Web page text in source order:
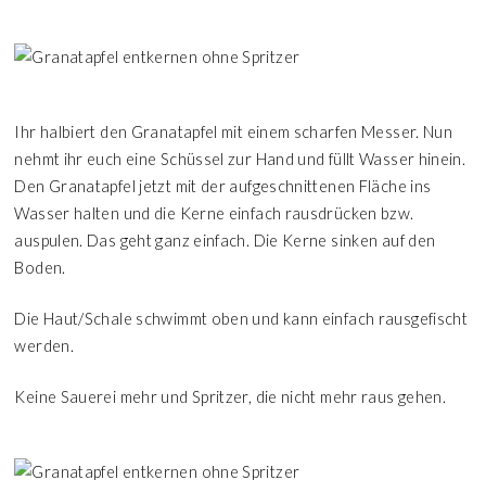
Ihr halbiert den Granatapfel mit einem scharfen Messer. Nun
nehmt ihr euch eine Schüssel zur Hand und füllt Wasser hinein.
Den Granatapfel jetzt mit der aufgeschnittenen Fläche ins
Wasser halten und die Kerne einfach rausdrücken bzw.
auspulen. Das geht ganz einfach. Die Kerne sinken auf den
Boden.
Die Haut/Schale schwimmt oben und kann einfach rausgefischt
werden.
Keine Sauerei mehr und Spritzer, die nicht mehr raus gehen.